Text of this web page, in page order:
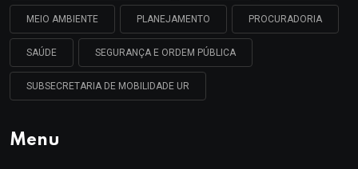
MEIO AMBIENTE PLANEJAMENTO PROCURADORIA
SAÚDE SEGURANÇA E ORDEM PÚBLICA
SUBSECRETARIA DE MOBILIDADE UR
Menu